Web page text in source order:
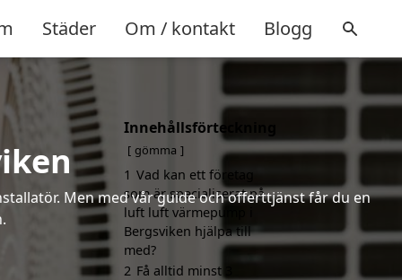
Städer Om / kontakt Blogg
Men med vår guide och offerttjänst får du en
Innehållsförteckning
gömma
1 Vad kan ett företag
som är specialiserat på
luft luft värmepump i
Bergsviken hjälpa till
med?
2 Få alltid minst 3